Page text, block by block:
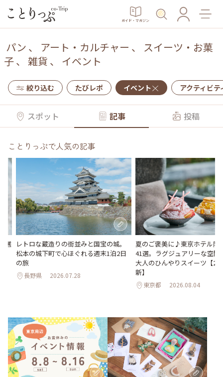
ガイド・マガジン
パン 、 アート・カルチャー 、 スイーツ・お菓
子、 雑貨 、 イベント
絞り込む たびレポ イベント アクティビテ
スポット 記事 投稿
ことりっぷで人気の記事
選
レトロな蔵造りの街並みと国宝の城。
松本の城下町で心ほぐれる週末1泊2日
の旅
長野県 2026.07.28
夏のご褒美に♪東京ホテル限
41選。ラグジュアリーな空間
大人のひんやりスイーツ【
新】
東京都 2026.08.04